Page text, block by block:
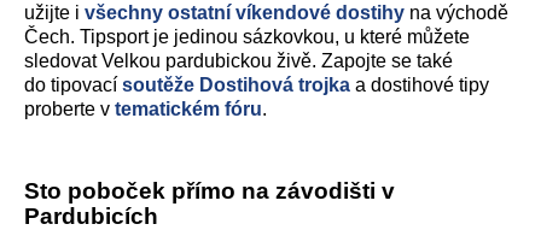
užijte i všechny ostatní víkendové dostihy na východě
Čech. Tipsport je jedinou sázkovkou, u které můžete
sledovat Velkou pardubickou živě. Zapojte se také
do tipovací soutěže Dostihová trojka a dostihové tipy
proberte v tematickém fóru.
Sto poboček přímo na závodišti v
Pardubicích